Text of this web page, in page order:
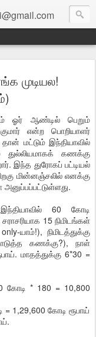
முடியல!
ஓர் ஆண்டில் பெறும்
என்ற பொறியாளர்
மட்டும் இந்தியாவில்
துல்லியமாகக் கணக்கு
இந்த துரோகப் பட்டியல்
மின்னஞ்சலில் எனக்கு
60 கோடி
15 நிமிடங்கள்
யாம்!), நிமிடத்துக்கு
கணக்கு?), நாள்
மாதத்துக்கு 6*30 =
* 180 = 10,800
1,29,600 கோடி ரூபாய்